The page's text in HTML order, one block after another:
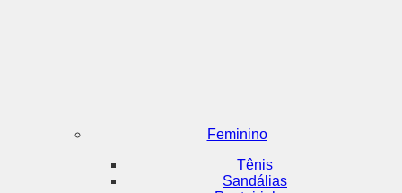
Feminino
Tênis
Sandálias